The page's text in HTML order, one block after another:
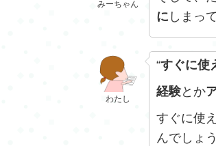
みーちゃん
に しまっ
わたし
“すぐに使
経験とか
すぐに使
んでしょ